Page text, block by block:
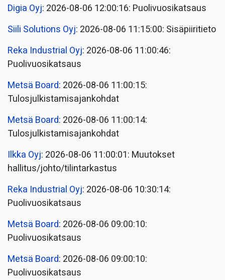
Digia Oyj: 2026-08-06 12:00:16: Puolivuosikatsaus
Siili Solutions Oyj: 2026-08-06 11:15:00: Sisäpiiritieto
Reka Industrial Oyj: 2026-08-06 11:00:46:
Puolivuosikatsaus
Metsä Board: 2026-08-06 11:00:15:
Tulosjulkistamisajankohdat
Metsä Board: 2026-08-06 11:00:14:
Tulosjulkistamisajankohdat
Ilkka Oyj: 2026-08-06 11:00:01: Muutokset
hallitus/johto/tilintarkastus
Reka Industrial Oyj: 2026-08-06 10:30:14:
Puolivuosikatsaus
Metsä Board: 2026-08-06 09:00:10:
Puolivuosikatsaus
Metsä Board: 2026-08-06 09:00:10:
Puolivuosikatsaus